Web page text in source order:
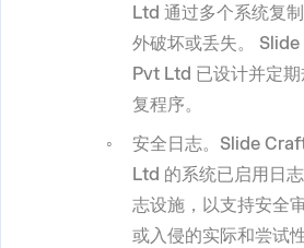
Ltd 通过多个系统复
外破坏或丢失。
Pvt Ltd 已设计并定
复程序。
安全日志。Slide
Ltd 的系统已启用日
志设施，以支持安全
或入侵的实际和尝试